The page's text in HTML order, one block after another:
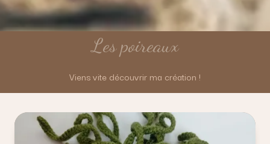
Les poireaux
Viens vite découvrir ma création !